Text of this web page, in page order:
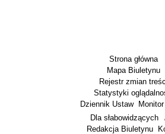
Strona główna
Mapa Biuletynu
Rejestr zmian
Statystyki
Dziennik Ustaw
Menu dodatkowe
Dla słabowidzących
Redakcja Biuletynu